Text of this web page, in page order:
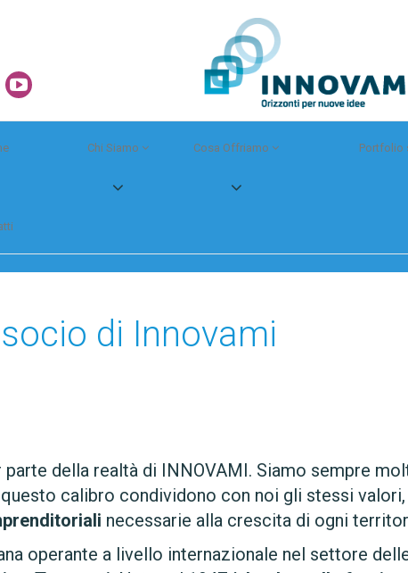
Chi Siamo Cosa Offriamo Portfolio
di Innovami
parte della realtà di INNOVAMI. Siamo sempre
calibro condividono con noi gli stessi
necessarie alla crescita di ogni
operante a livello internazionale nel settore